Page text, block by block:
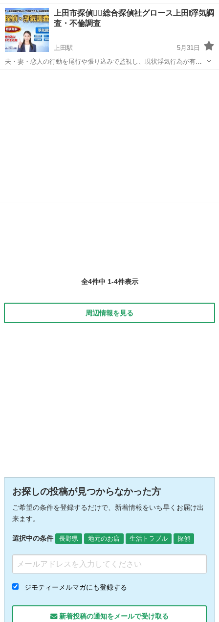
プリでのトラブル 人探し など あなたが抱えているつらい悩みや不安
の 解決に向けた調査をし証拠を掴みます。 予算の都合や他社で...
長野 長野市 探偵 探偵事務所
上田市探偵🕵️‍♂️総合探偵社グロース上田❕浮気調
査・不倫調査
上田駅
5月31日
夫・妻・恋人の行動を尾行や張り込みで監視し、現状浮気行為が有る
のか無いのか確認するための証拠を、画像・映像等に記録いたしま
全4件中 1-4件表示
周辺情報を見る
お探しの投稿が見つからなかった方
ご希望の条件を登録するだけで、新着情報をいち早くお届け出
来ます。
選択中の条件 長野県 地元のお店 生活トラブル 探偵
ジモティーメルマガにも登録する
新着投稿の通知をメールで受け取る